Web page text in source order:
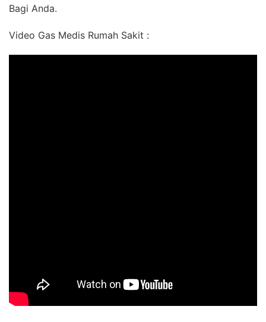
Bagi Anda.
Video Gas Medis Rumah Sakit :